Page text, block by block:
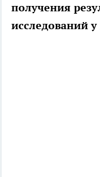
получения
исследований